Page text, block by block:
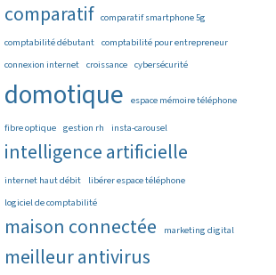
comparatif comparatif smartphone 5g
comptabilité débutant comptabilité pour entrepreneur
connexion internet croissance cybersécurité
domotique espace mémoire téléphone
fibre optique gestion rh insta-carousel
intelligence artificielle
internet haut débit libérer espace téléphone
logiciel de comptabilité
maison connectée marketing digital
meilleur antivirus